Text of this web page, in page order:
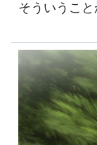
そういうこ